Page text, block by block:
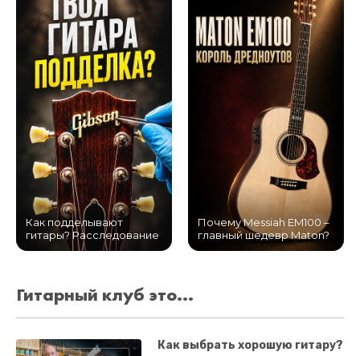
Как подделывают
гитары? Расследование
Почему Messiah EM100 –
главный шедевр Maton?
Гитарный клуб это...
Как выбрать хорошую гитару?